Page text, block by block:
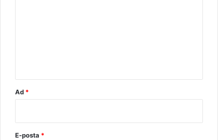
Ad *
E-posta *